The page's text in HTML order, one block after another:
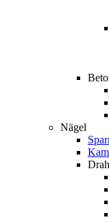
Nägel